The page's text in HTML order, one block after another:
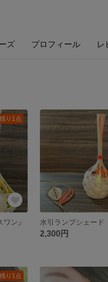
ズ プロフィール レ
残り1点
ン』 水引ランプシェード
2,300円
残り1点